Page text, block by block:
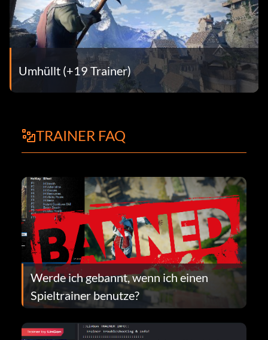
Umhüllt (+19 Trainer)
TRAINER FAQ
Werde ich gebannt, wenn ich einen
Spieltrainer benutze?